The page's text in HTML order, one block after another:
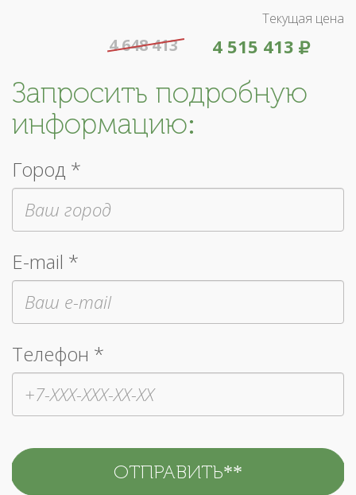
Текущая цена
4 515 413
4 648 413
Запросить подробную
информацию:
Город *
E-mail *
Телефон *